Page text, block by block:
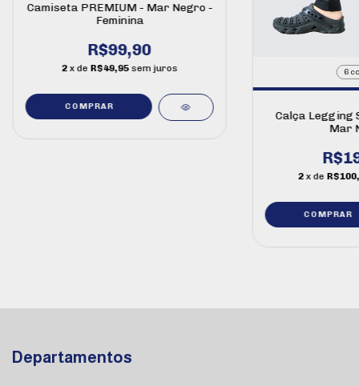
Camiseta PREMIUM - Mar Negro -
Feminina
R$99,90
2 x de R$49,95 sem juros
COMPRAR
6
Calça Legging
Mar
2 x de
COMPRAR
Departamentos